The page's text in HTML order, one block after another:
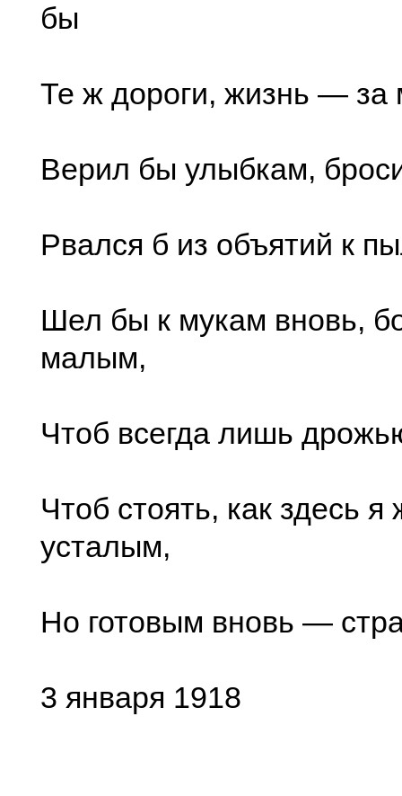
бы
Те ж дороги, жизнь — за
Верил бы улыбкам,
Рвался б из объятий к
Шел бы к мукам вновь,
малым,
Чтоб всегда лишь
Чтоб стоять, как здесь
усталым,
Но готовым вновь —
3 января 1918